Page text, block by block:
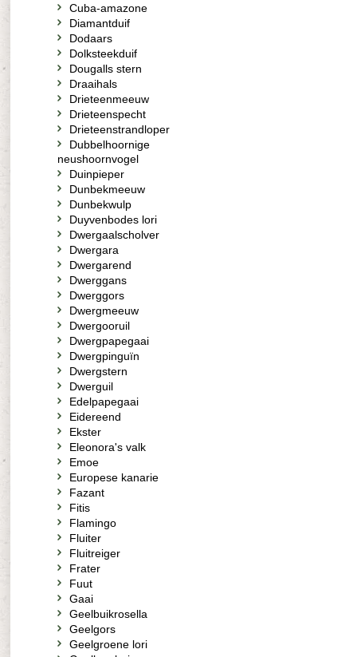
Cuba-amazone
Diamantduif
Dodaars
Dolksteekduif
Dougalls stern
Draaihals
Drieteenmeeuw
Drieteenspecht
Drieteenstrandloper
Dubbelhoornige
neushoornvogel
Duinpieper
Dunbekmeeuw
Dunbekwulp
Duyvenbodes lori
Dwergaalscholver
Dwergara
Dwergarend
Dwerggans
Dwerggors
Dwergmeeuw
Dwergooruil
Dwergpapegaai
Dwergpinguïn
Dwergstern
Dwerguil
Edelpapegaai
Eidereend
Ekster
Eleonora's valk
Emoe
Europese kanarie
Fazant
Fitis
Flamingo
Fluiter
Fluitreiger
Frater
Fuut
Gaai
Geelbuikrosella
Geelgors
Geelgroene lori